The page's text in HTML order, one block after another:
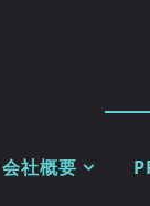
会社概要